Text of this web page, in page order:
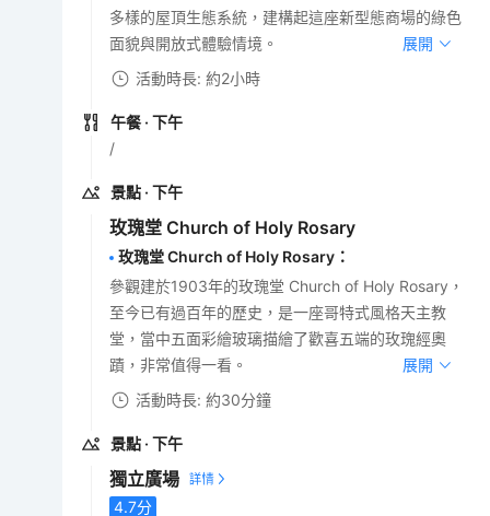
多樣的屋頂生態系統，建構起這座新型態商場的綠色
面貌與開放式體驗情境。
展開
活動時長: 約2小時
午餐 · 下午
/
景點 · 下午
玫瑰堂 Church of Holy Rosary
玫瑰堂 Church of Holy Rosary ：
參觀建於1903年的玫瑰堂 Church of Holy Rosary，
至今已有過百年的歷史，是一座哥特式風格天主教
堂，當中五面彩繪玻璃描繪了歡喜五端的玫瑰經奧
蹟，非常值得一看。
展開
活動時長: 約30分鐘
景點 · 下午
獨立廣場
4.7分